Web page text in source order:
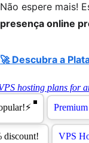
Não espere mais!
presença online
🚀 Descubra a